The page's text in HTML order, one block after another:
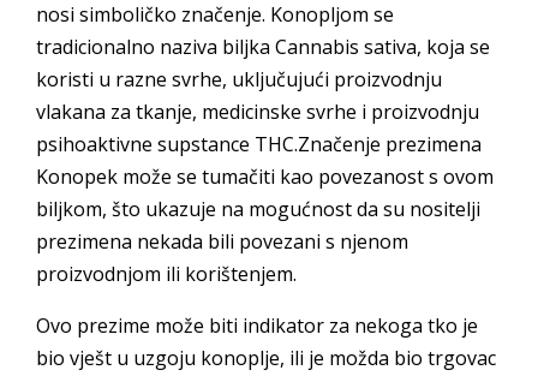
nosi simboličko značenje. Konopljom se
tradicionalno naziva biljka Cannabis sativa, koja se
koristi u razne svrhe, uključujući proizvodnju
vlakana za tkanje, medicinske svrhe i proizvodnju
psihoaktivne supstance THC.Značenje prezimena
Konopek može se tumačiti kao povezanost s ovom
biljkom, što ukazuje na mogućnost da su nositelji
prezimena nekada bili povezani s njenom
proizvodnjom ili korištenjem.
Ovo prezime može biti indikator za nekoga tko je
bio vješt u uzgoju konoplje, ili je možda bio trgovac